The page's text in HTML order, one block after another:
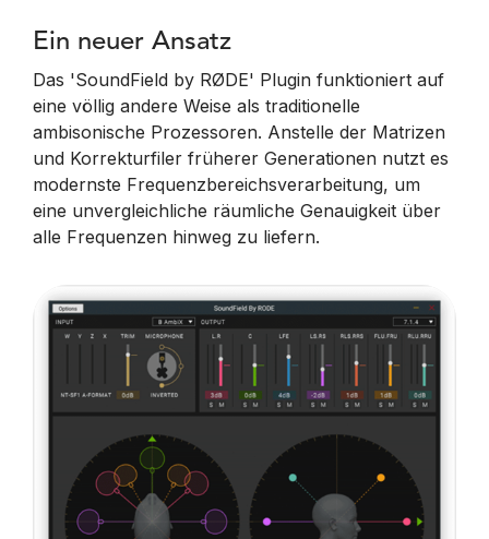
Ein neuer Ansatz
Das 'SoundField by RØDE' Plugin funktioniert auf
eine völlig andere Weise als traditionelle
ambisonische Prozessoren. Anstelle der Matrizen
und Korrekturfiler früherer Generationen nutzt es
modernste Frequenzbereichsverarbeitung, um
eine unvergleichliche räumliche Genauigkeit über
alle Frequenzen hinweg zu liefern.